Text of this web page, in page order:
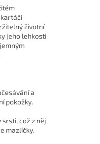
životní
jeho lehkosti
a
pokožky.
což z něj
mazlíčky.